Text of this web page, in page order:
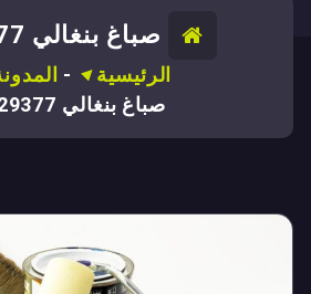
صباغ بنغالي 90029377
الرئيسية -المدونة
صباغ بنغالي 90029377